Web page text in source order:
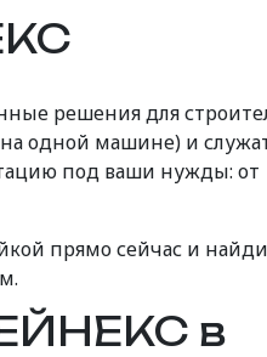
решения для
одной машине) и
под ваши нужды: от
прямо сейчас и
в